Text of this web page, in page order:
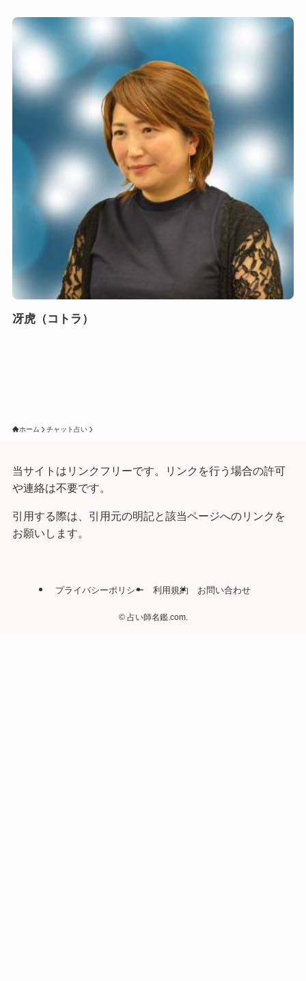
冴虎（コトラ）
ホーム チャット占い
当サイトはリンクフリーです。リンクを行う場合の許可
や連絡は不要です。
引用する際は、引用元の明記と該当ページへのリンクを
お願いします。
プライバシーポリシー 利用規約 お問い合わせ
©占い師名鑑.com.